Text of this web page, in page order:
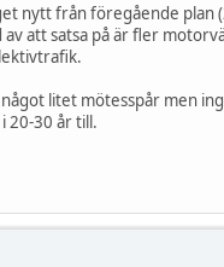
nytt från föregående
att satsa på är fler
litet mötesspår men
20-30 år till.